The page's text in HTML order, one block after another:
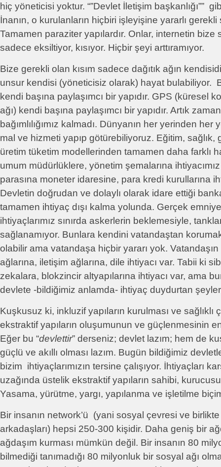
hiç yöneticisi yoktur. “”Devlet İletişim başkanlığı””
İnanın, o kurulanların hiçbiri işleyişine yararlı
Tamamen paraziter yapılardır. Onlar, internetin bize
sadece eksiltiyor, kısıyor. Hiçbir şeyi arttıramıyor.
Bize gerekli olan kısım sadece dağıtık ağın
unsur kendisi (yöneticisiz olarak) hayat bulabiliyor.
kendi başına paylaşımcı bir yapıdır. GPS (küresel
ağı) kendi başına paylaşımcı bir yapıdır. Artık
bağımlılığımız kalmadı. Dünyanın her yerinden
mal ve hizmeti yapıp götürebiliyoruz. Eğitim, sağlık,
üretim tüketim modellerinden tamamen daha farklı
umum müdürlüklere, yönetim şemalarına
parasına moneter idaresine, para kredi kurullarına
Devletin doğrudan ve dolaylı olarak idare ettiği
tamamen ihtiyaç dışı kalma yolunda. Gerçek
ihtiyaçlarımız sınırda askerlerin beklemesiyle,
sağlanamıyor. Bunlara kendini vatandaştan
olabilir ama vatandaşa hiçbir yararı yok.
ağlarına, iletişim ağlarına, dile ihtiyacı var. Tabii ki
zekalara, blokzincir altyapılarına ihtiyacı var, ama
devlete -bildiğimiz anlamda- ihtiyaç duydurtan
Kuşkusuz ki, inkluzif yapıların kurulması ve sağlıklı
ekstraktif yapıların oluşumunun ve güçlenmesinin
Eğer bu “devlettir” derseniz; devlet lazım; hem de
güçlü ve akıllı olması lazım. Bugün bildiğimiz
bizim ihtiyaçlarımızın tersine çalışıyor. İhtiyaçları
uzağında üstelik ekstraktif yapıların sahibi,
Yasama, yürütme, yargı, yapılanma ve işletilme
Bir insanın network’ü (yani sosyal çevresi ve birlikte
arkadaşları) hepsi 250-300 kişidir. Daha geniş bir
ağdaşım kurması mümkün değil. Bir insanın 80
bilmediği tanımadığı 80 milyonluk bir sosyal ağı